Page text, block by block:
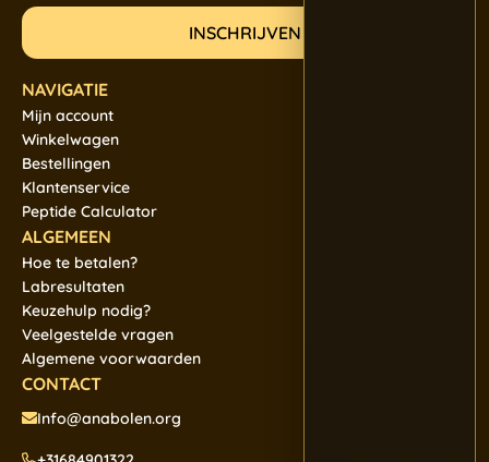
NAVIGATIE
Mijn account
Winkelwagen
Bestellingen
Klantenservice
Peptide Calculator
ALGEMEEN
Hoe te betalen?
Labresultaten
Keuzehulp nodig?
Veelgestelde vragen
Algemene voorwaarden
CONTACT
Info@anabolen.org